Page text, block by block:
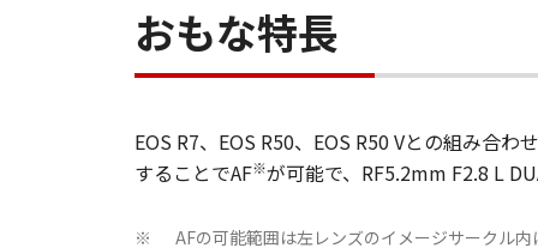
おもな特長
EOS R7、EOS R50、EOS R50 Vとの組み合
することでAF※が可能で、RF5.2mm F2.8 L
※
AFの可能範囲は左レンズのイメージサークル